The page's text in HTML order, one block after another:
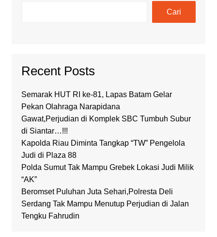
Cari
Recent Posts
Semarak HUT RI ke-81, Lapas Batam Gelar
Pekan Olahraga Narapidana
Gawat,Perjudian di Komplek SBC Tumbuh Subur
di Siantar…!!!
Kapolda Riau Diminta Tangkap “TW” Pengelola
Judi di Plaza 88
Polda Sumut Tak Mampu Grebek Lokasi Judi Milik
“AK”
Beromset Puluhan Juta Sehari,Polresta Deli
Serdang Tak Mampu Menutup Perjudian di Jalan
Tengku Fahrudin